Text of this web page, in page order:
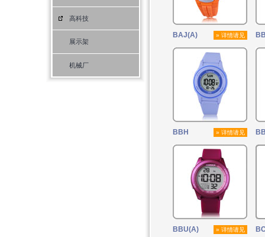
高科技
展示架
机械厂
BAJ(A) » 详情请见
BBH » 详情请见
BBU(A) » 详情请见